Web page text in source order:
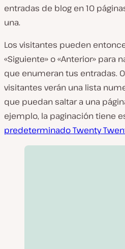
o
entradas de blog en 10
una.
Los visitantes pueden
«Siguiente» o «Anterior» para
que enumeran tus entradas.
visitantes verán una lista
que puedan saltar a una
ejemplo, la paginación tiene
predeterminado Twenty